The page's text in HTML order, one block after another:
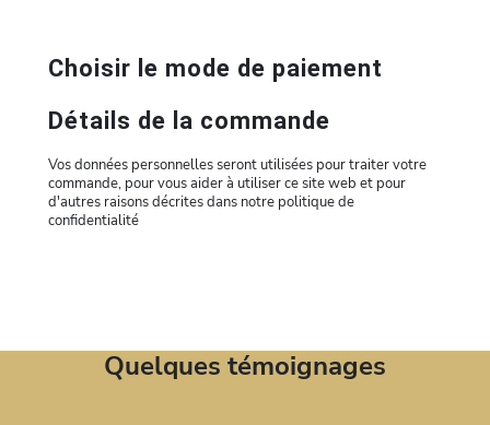
Choisir le mode de paiement
Détails de la commande
Vos données personnelles seront utilisées pour traiter votre
commande, pour vous aider à utiliser ce site web et pour
d'autres raisons décrites dans notre politique de
confidentialité
Quelques témoignages